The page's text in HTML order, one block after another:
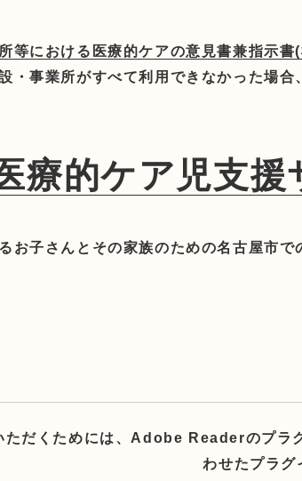
等における医療的ケアの意見書兼指示
・事業所がすべて利用できなかった場
療的ケア児支
お子さんとその家族のための名古屋市で
ただくためには、Adobe Readerのプラ
わせたプラグ